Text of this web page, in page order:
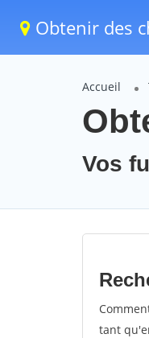
Obtenir des
Accueil
Vos
tant